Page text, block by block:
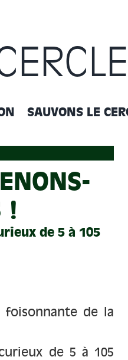
SAUVONS LE
!
de 5 à 105
foisonnante de la
de 5 à 105